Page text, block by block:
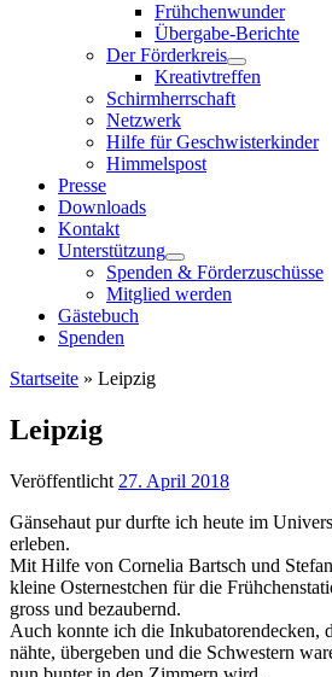
Frühchenwunder
Übergabe-Berichte
Der Förderkreis
Kreativtreffen
Schirmherrschaft
Netzwerk
Hilfe für Geschwisterkinder
Himmelspost
Presse
Downloads
Kontakt
Unterstützung
Spenden & Förderzuschüsse
Mitglied werden
Gästebuch
Spenden
Startseite » Leipzig
Leipzig
Veröffentlicht 27. April 2018
Gänsehaut pur durfte ich heute im
erleben.
Mit Hilfe von Cornelia Bartsch und
kleine Osternestchen für die
gross und bezaubernd.
Auch konnte ich die Inkubatorendecken,
nähte, übergeben und die Schwestern